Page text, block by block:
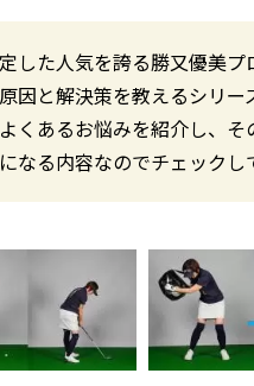
した人気を誇る勝又優美
因と解決策を教えるシリ
くあるお悩みを紹介し、
なる内容なのでチェック